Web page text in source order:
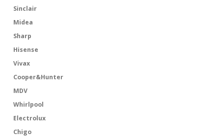
Sinclair
Midea
Sharp
Hisense
Vivax
Cooper&Hunter
MDV
Whirlpool
Electrolux
Chigo